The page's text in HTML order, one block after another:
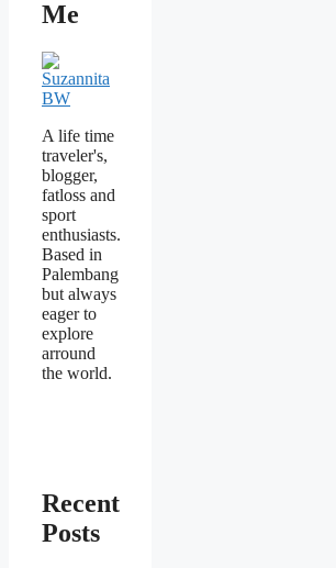
Me
A life time
traveler's,
blogger,
fatloss and
sport
enthusiasts.
Based in
Palembang
but always
eager to
explore
arround
the world.
Recent
Posts